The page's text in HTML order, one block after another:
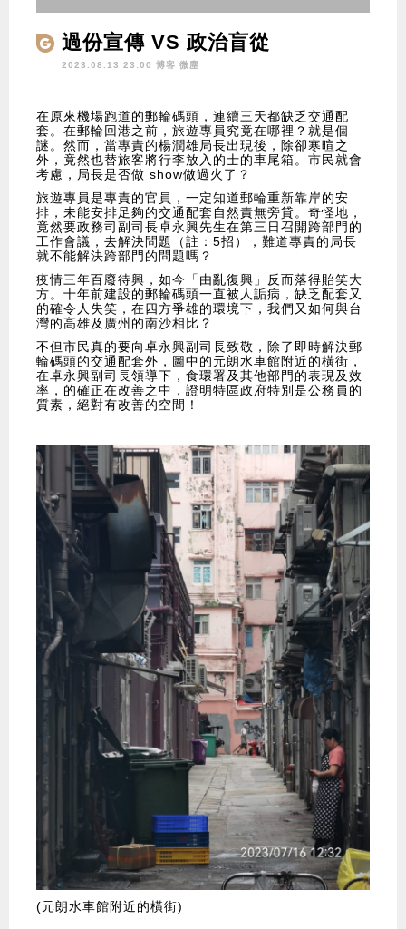
過份宣傳 VS 政治盲從
2023.08.13 23:00 博客 微塵
在原來機場跑道的郵輪碼頭，連續三天都缺乏交通配
套。在郵輪回港之前，旅遊專員究竟在哪裡？就是個
謎。然而，當專責的楊潤雄局長出現後，除卻寒暄之
外，竟然也替旅客將行李放入的士的車尾箱。市民就會
考慮，局長是否做 show做過火了？
旅遊專員是專責的官員，一定知道郵輪重新靠岸的安
排，未能安排足夠的交通配套自然責無旁貸。奇怪地，
竟然要政務司副司長卓永興先生在第三日召開跨部門的
工作會議，去解決問題（註：5招），難道專責的局長
就不能解決跨部門的問題嗎？
疫情三年百廢待興，如今「由亂復興」反而落得貽笑大
方。十年前建設的郵輪碼頭一直被人詬病，缺乏配套又
的確令人失笑，在四方爭雄的環境下，我們又如何與台
灣的高雄及廣州的南沙相比？
不但市民真的要向卓永興副司長致敬，除了即時解決郵
輪碼頭的交通配套外，圖中的元朗水車館附近的橫街，
在卓永興副司長領導下，食環署及其他部門的表現及效
率，的確正在改善之中，證明特區政府特別是公務員的
質素，絕對有改善的空間！
(元朗水車館附近的橫街)